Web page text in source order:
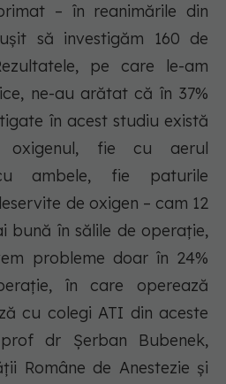
– în reanimările din
să investigăm 160 de
pe care le-am
ne-au arătat că în 37%
în acest studiu există
fie cu aerul
ambele, fie paturile
de oxigen – cam 12
bună în sălile de operație,
probleme doar în 24%
în care operează
cu colegi ATI din aceste
dr Șerban Bubenek,
Române de Anestezie și